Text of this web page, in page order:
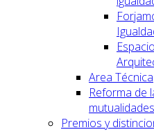
Area Técnica
Reforma de
mutualidades
Premios y